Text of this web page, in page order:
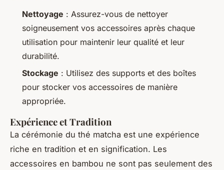
Nettoyage : Assurez-vous de nettoyer
soigneusement vos accessoires après chaque
utilisation pour maintenir leur qualité et leur
durabilité.
Stockage : Utilisez des supports et des boîtes
pour stocker vos accessoires de manière
appropriée.
Expérience et Tradition
La cérémonie du thé matcha est une expérience
riche en tradition et en signification. Les
accessoires en bambou ne sont pas seulement des